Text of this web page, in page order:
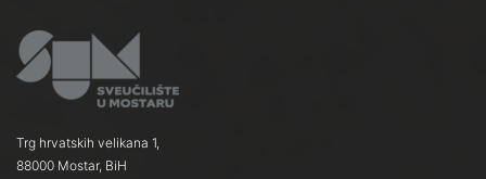
Trg hrvatskih velikana 1,
88000 Mostar, BiH